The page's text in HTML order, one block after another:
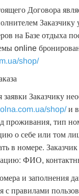
Договора
Заказчику
на Базе отдыха
online
shop/
Заказчику
shop/и
проживания, тип
о себе или том
в номере.
ФИО,
и заполнения
с правилами